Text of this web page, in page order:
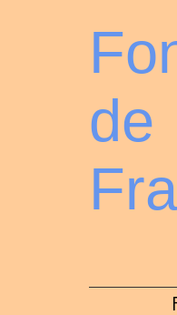
de